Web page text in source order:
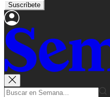
Suscríbete